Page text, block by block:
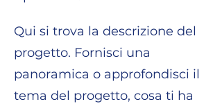
Qui si trova la descrizione del
progetto. Fornisci una
panoramica o approfondisci il
tema del progetto, cosa ti ha